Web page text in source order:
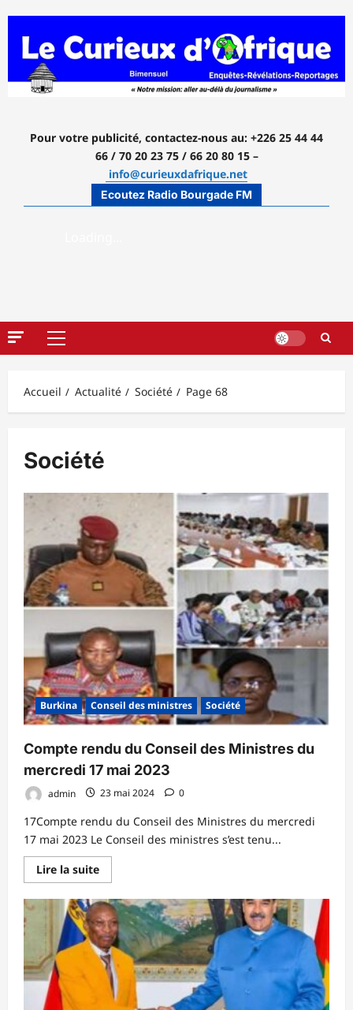
contenu
Pour votre publicité, contactez-nous au: +226 25 44 44
66 / 70 20 23 75 / 66 20 80 15 –
info@curieuxdafrique.net
Ecoutez Radio Bourgade FM
Menu
Accueil
Actualité Société Page 68
Société
Burkina Conseil des ministres Société
Compte rendu du Conseil des Ministres du
mercredi 17 mai 2023
admin 23 mai 2024 0
17Compte rendu du Conseil des Ministres du mercredi
17 mai 2023 Le Conseil des ministres s’est tenu...
Lire la suiteEn
savoir
sur
Compte
rendu
du
Conseil
des
Ministres
du
mercredi